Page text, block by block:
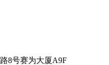
8号赛为大厦A9F